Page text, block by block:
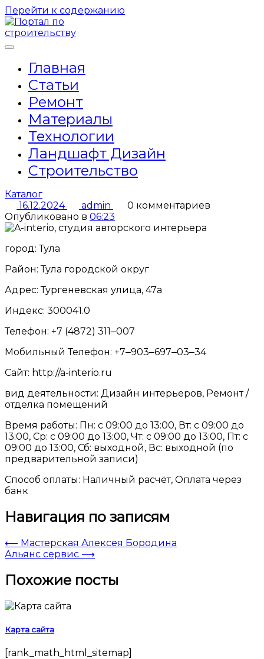
Перейти к содержанию
Главная
Статьи
Ремонт
Материалы
Технологии
Ландшафт Дизайн
Строительство
Каталог
16.12.2024
admin
0 комментариев
Опубликовано в 06:23
город: Тула
Район: Тула городской округ
Адрес: Тургеневская улица, 47а
Индекс: 300041.0
Телефон: +7 (4872) 311‒007
Мобильный Телефон: +7‒903‒697‒03‒34
Сайт: http://a-interio.ru
вид деятельности: Дизайн интерьеров, Ремонт /
отделка помещений
Время работы: Пн: с 09:00 до 13:00, Вт: с 09:00 до
13:00, Ср: с 09:00 до 13:00, Чт: с 09:00 до 13:00, Пт: с
09:00 до 13:00, Сб: выходной, Вс: выходной (по
предварительной записи)
Способ оплаты: Наличный расчёт, Оплата через
банк
Навигация по записям
⟵ Мастерская Алексея Бородина
Альянс сервис ⟶
Похожие посты
Карта сайта
[rank_math_html_sitemap]